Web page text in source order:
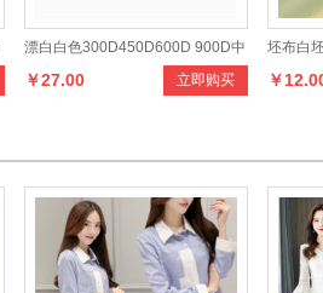
漂白白色300D450D600D 900D中
强密网FDY丙纶丝纱(pp纱）立即购买
￥27.00
坯布白
料 仿真
￥